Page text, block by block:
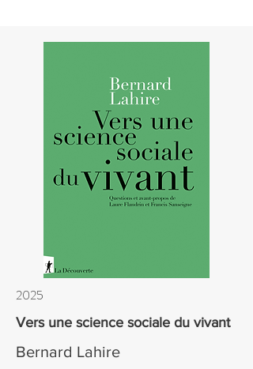
2025
Vers une science sociale du vivant
Bernard Lahire